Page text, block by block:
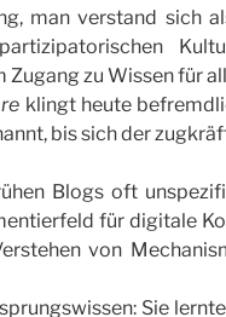
man verstand sich
zu Wissen für
klingt heute
bis sich der
Blogs oft
für digitale
von
Sie